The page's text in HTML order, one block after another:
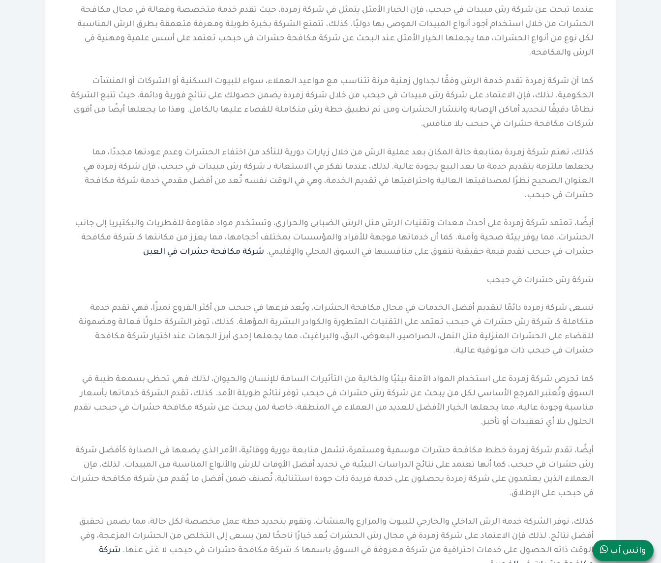
عندما تبحث عن شركة رش مبيدات في حبحب، فإن الخيار الأمثل يتمثل في شركة زمردة، حيث تقدم خدمة متخصصة وفعالة في مجال مكافحة
الحشرات من خلال استخدام أجود أنواع المبيدات الموصى بها دوليًا. كذلك، تتمتع الشركة بخبرة طويلة ومعرفة متعمقة بطرق الرش المناسبة
لكل نوع من أنواع الحشرات، مما يجعلها الخيار الأمثل عند البحث عن شركة مكافحة حشرات في حبحب تعتمد على أسس علمية ومهنية في
الرش والمكافحة.
كما أن شركة زمردة تقدم خدمة الرش وفقًا لجداول زمنية مرنة تتناسب مع مواعيد العملاء، سواء للبيوت السكنية أو الشركات أو المنشآت
الحكومية. لذلك، فإن الاعتماد على شركة رش مبيدات في حبحب من خلال شركة زمردة يضمن حصولك على نتائج فورية ودائمة، حيث تتبع الشركة
نظامًا دقيقًا لتحديد أماكن الإصابة وانتشار الحشرات ومن ثم تطبيق خطة رش متكاملة للقضاء عليها بالكامل. وهذا ما يجعلها أيضًا من أقوى
شركات مكافحة حشرات في حبحب بلا منافس.
كذلك، تهتم شركة زمردة بمتابعة حالة المكان بعد عملية الرش من خلال زيارات دورية للتأكد من اختفاء الحشرات وعدم عودتها مجددًا، مما
يجعلها ملتزمة بتقديم خدمة ما بعد البيع بجودة عالية. لذلك، عندما تفكر في الاستعانة بـ شركة رش مبيدات في حبحب، فإن شركة زمردة هي
العنوان الصحيح نظرًا لمصداقيتها العالية واحترافيتها في تقديم الخدمة، وهي في الوقت نفسه تُعد من أفضل مقدمي خدمة شركة مكافحة
حشرات في حبحب.
أيضًا، تعتمد شركة زمردة على أحدث معدات وتقنيات الرش مثل الرش الضبابي والحراري، وتستخدم مواد مقاومة للفطريات والبكتيريا إلى جانب
الحشرات، مما يوفر بيئة صحية وآمنة. كما أن خدماتها موجهة للأفراد والمؤسسات بمختلف أحجامها، مما يعزز من مكانتها كـ شركة مكافحة
حشرات في حبحب تقدم قيمة حقيقية تتفوق على منافسيها في السوق المحلي والإقليمي. شركة مكافحة حشرات في العين
شركة رش حشرات في حبحب
تسعى شركة زمردة دائمًا لتقديم أفضل الخدمات في مجال مكافحة الحشرات، ويُعد فرعها في حبحب من أكثر الفروع تميزًا، فهي تقدم خدمة
متكاملة كـ شركة رش حشرات في حبحب تعتمد على التقنيات المتطورة والكوادر البشرية المؤهلة. كذلك، توفر الشركة حلولًا فعالة ومضمونة
للقضاء على الحشرات المنزلية مثل النمل، الصراصير، البعوض، البق، والبراغيث، مما يجعلها إحدى أبرز الجهات عند اختيار شركة مكافحة
حشرات في حبحب ذات موثوقية عالية.
كما تحرص شركة زمردة على استخدام المواد الآمنة بيئيًا والخالية من التأثيرات السامة للإنسان والحيوان، لذلك فهي تحظى بسمعة طيبة في
السوق وتُعتبر المرجع الأساسي لكل من يبحث عن شركة رش حشرات في حبحب توفر نتائج طويلة الأمد. كذلك، تقدم الشركة خدماتها بأسعار
مناسبة وجودة عالية، مما يجعلها الخيار الأفضل للعديد من العملاء في المنطقة، خاصة لمن يبحث عن شركة مكافحة حشرات في حبحب تقدم
الحلول بلا أي تعقيدات أو تأخير.
أيضًا، تقدم شركة زمردة خطط مكافحة حشرات موسمية ومستمرة، تشمل متابعة دورية ووقائية، الأمر الذي يضعها في الصدارة كأفضل شركة
رش حشرات في حبحب، كما أنها تعتمد على نتائج الدراسات البيئية في تحديد أفضل الأوقات للرش والأنواع المناسبة من المبيدات. لذلك، فإن
العملاء الذين يعتمدون على شركة زمردة يحصلون على خدمة فريدة ذات جودة استثنائية، تُصنف ضمن أفضل ما يُقدم من شركة مكافحة حشرات
في حبحب على الإطلاق.
كذلك، توفر الشركة خدمة الرش الداخلي والخارجي للبيوت والمزارع والمنشآت، وتقوم بتحديد خطة عمل مخصصة لكل حالة، مما يضمن تحقيق
أفضل نتائج. لذلك فإن الاعتماد على شركة زمردة في مجال رش الحشرات يُعد خيارًا ناجحًا لمن يسعى إلى التخلص من الحشرات المزعجة، وفي
الوقت ذاته الحصول على خدمات احترافية من شركة معروفة في السوق باسمها كـ شركة مكافحة حشرات في حبحب لا غنى عنها. شركة
واتس آب